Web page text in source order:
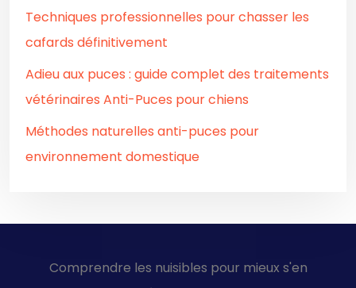
Techniques professionnelles pour chasser les
cafards définitivement
Adieu aux puces : guide complet des traitements
vétérinaires Anti-Puces pour chiens
Méthodes naturelles anti-puces pour
environnement domestique
Comprendre les nuisibles pour mieux s'en